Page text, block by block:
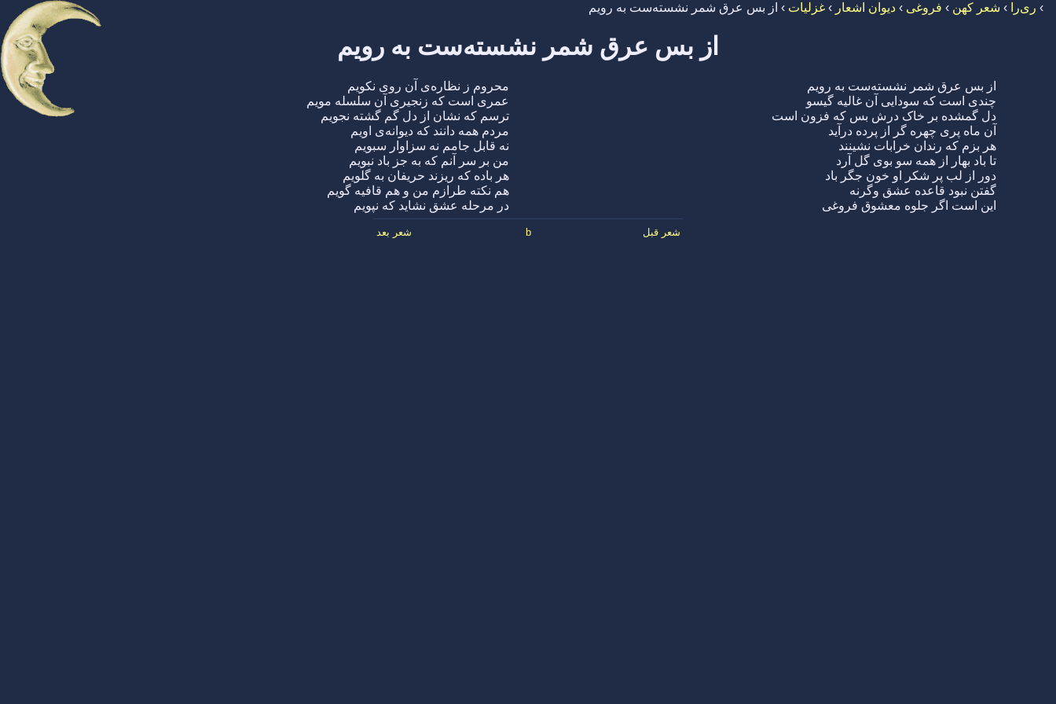
› ری‌را › شعر کهن › فروغی › دیوان اشعار › غزلیات › از بس عرق شمر نشسته‌ست به رویم
از بس عرق شمر نشسته‌ست به رویم
از بس عرق شمر نشسته‌ست به رویم
محروم ز نظاره‌ی آن روی نکویم
چندی است که سودایی آن غالیه گیسو
عمری است که زنجیری آن سلسله مویم
دل گمشده بر خاک درش بس که فزون است
ترسم که نشان از دل گم گشته نجویم
آن ماه پری چهره گر از پرده درآید
مردم همه دانند که دیوانه‌ی اویم
هر بزم که رندان خرابات نشینند
نه قابل جامم نه سزاوار سبویم
تا باد بهار از همه سو بوی گل آرد
من بر سر آنم که به جز باد نبویم
دور از لب پر شکر او خون جگر باد
هر باده که ریزند حریفان به گلویم
گفتن نبود قاعده عشق وگرنه
هم نکته طرازم من و هم قافیه گویم
این است اگر جلوه معشوق فروغی
در مرحله عشق نشاید که نپویم
شعر قبل b شعر بعد